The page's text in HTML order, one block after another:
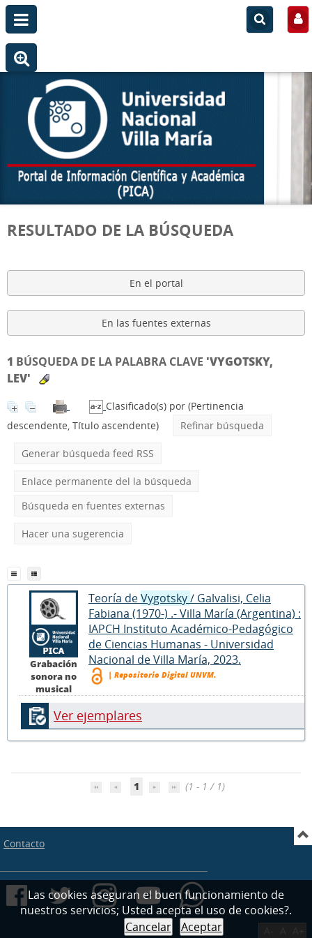
RESULTADO DE LA BÚSQUEDA
En el portal
En las fuentes externas
1 BÚSQUEDA DE LA PALABRA CLAVE 'VYGOTSKY,
LEV'
Clasificado(s) por (Pertinencia
descendente, Título ascendente)
Refinar búsqueda
Generar búsqueda feed RSS
Enlace permanente del la búsqueda
Búsqueda en fuentes externas
Hacer una sugerencia
Grabación
sonora no
musical
Teoría deVygotsky/ Galvalisi, Celia
Fabiana (1970-) .- Villa María (Argentina) :
IAPCH Instituto Académico-Pedagógico
de Ciencias Humanas - Universidad
Nacional de Villa María, 2023.
| Repositorio Digital UNVM.
Ver ejemplares
1 (1 - 1 / 1)
Contacto
Las cookies aseguran el buen funcionamiento de
nuestros servicios; Usted acepta el uso de cookies?.
Cancelar
Aceptar